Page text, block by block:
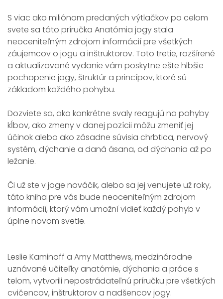
S viac ako miliónom predaných výtlačkov po celom
svete sa táto príručka Anatómia jogy stala
neoceniteľným zdrojom informácií pre všetkých
záujemcov o jogu a inštruktorov. Toto tretie, rozšírené
a aktualizované vydanie vám poskytne ešte hlbšie
pochopenie jogy, štruktúr a princípov, ktoré sú
základom každého pohybu.
Dozviete sa, ako konkrétne svaly reagujú na pohyby
kĺbov, ako zmeny v danej pozícii môžu zmeniť jej
účinok alebo ako zásadne súvisia chrbtica, nervový
systém, dýchanie a daná ásana, od dýchania až po
ležanie.
Či už ste v joge nováčik, alebo sa jej venujete už roky,
táto kniha pre vás bude neoceniteľným zdrojom
informácií, ktorý vám umožní vidieť každý pohyb v
úplne novom svetle.
Leslie Kaminoff a Amy Matthews, medzinárodne
uznávané učiteľky anatómie, dýchania a práce s
telom, vytvorili nepostrádateľnú príručku pre všetkých
cvičencov, inštruktorov a nadšencov jogy.